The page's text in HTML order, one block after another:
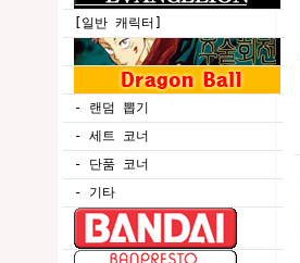
[일반 캐릭터]
- 랜덤 뽑기
- 세트 코너
- 단품 코너
- 기타